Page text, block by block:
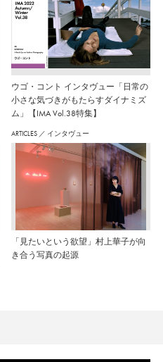
ウゴ・コント インタヴュー「日常の
小さな気づきがもたらすダイナミズ
ム」【IMA Vol.38特集】
ARTICLES ／ インタヴュー
「見たいという欲望」村上華子が向
き合う写真の起源